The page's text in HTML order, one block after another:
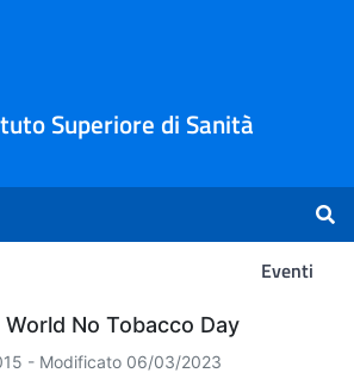
Superiore di Sanità
Eventi
No Tobacco Day
- Modificato 06/03/2023